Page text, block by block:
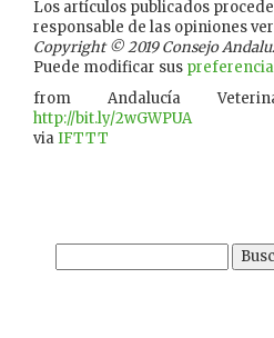
Los artículos publicados
responsable de las opiniones
Copyright © 2019 Consejo
Puede modificar sus
from Andalucía
http://bit.ly/2wGWPUA
viaIFTTT
Buscar: